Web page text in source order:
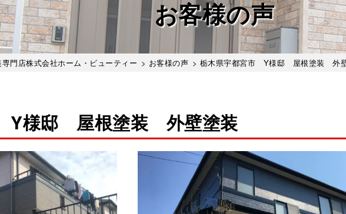
お客様の声
門店株式会社ホーム・ビューティー > お客様の声 > 栃木県宇都宮市 Y様邸 屋根塗装 外
Y様邸 屋根塗装 外壁塗装